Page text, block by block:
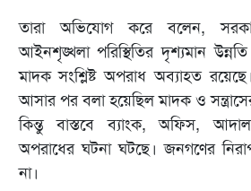
তারা অভিযোগ করে বলেন,
আইনশৃঙ্খলা পরিস্থিতির দৃশ্যমান
মাদক সংশ্লিষ্ট অপরাধ অব্যাহত
আসার পর বলা হয়েছিল মাদক ও
কিন্তু বাস্তবে ব্যাংক, অফিস,
অপরাধের ঘটনা ঘটছে। জনগণের
না।